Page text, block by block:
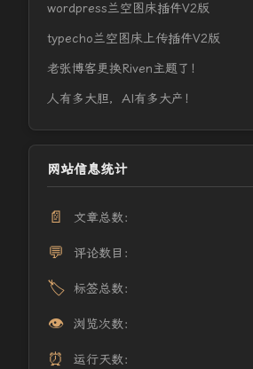
wordpress兰空图床插件V2版
typecho兰空图床上传插件V2版
老张博客更换Riven主题了！
人有多大胆，AI有多大产！
网站信息统计
📄 文章总数：
💬 评论数目：
🏷️ 标签总数：
👁️ 浏览次数：
⏰ 运行天数：